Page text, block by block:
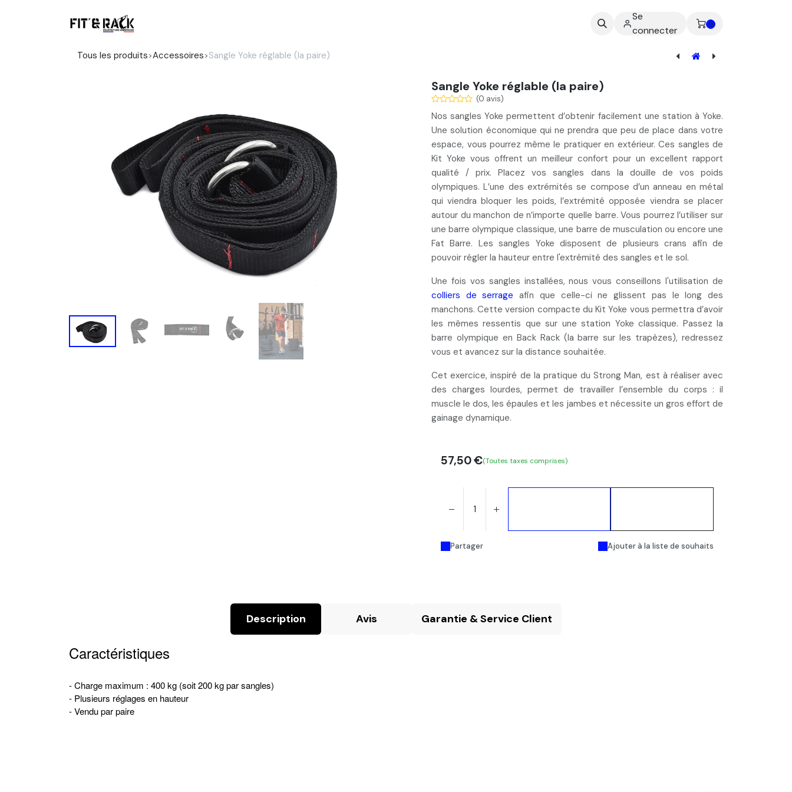
Se
connecter
0
Tous les produits Accessoires Sangle Yoke réglable (la paire)
Sangle Yoke réglable (la paire)
(0 avis)
Nos sangles Yoke permettent d’obtenir facilement une station à Yoke.
Une solution économique qui ne prendra que peu de place dans votre
espace, vous pourrez même le pratiquer en extérieur. Ces sangles de
Kit Yoke vous offrent un meilleur confort pour un excellent rapport
qualité / prix. Placez vos sangles dans la douille de vos poids
olympiques. L’une des extrémités se compose d’un anneau en métal
qui viendra bloquer les poids, l’extrémité opposée viendra se placer
autour du manchon den’importe quelle barre. Vous pourrez l’utiliser sur
une barreolympique classique, une barre de musculation ou encore une
Fat Barre. Les sangles Yoke disposent de plusieurs crans afin de
pouvoir régler la hauteur entre l'extrémité des sangles et le sol.
Une fois vos sangles installées, nous vous conseillons l'utilisation de
colliers de serrage afin que celle-ci ne glissent pas le long des
manchons. Cetteversion compacte du Kit Yoke vous permettra d’avoir
les mêmes ressentis que sur une station Yoke classique. Passez la
barre olympique en Back Rack (la barre sur les trapèzes), redressez
vous et avancez sur la distance souhaitée.
Cet exercice, inspiré de la pratique du Strong Man, est à réaliser avec
des charges lourdes, permet de travailler l’ensemble du corps : il
muscle le dos, les épaules et les jambes et nécessite un gros effort de
gainage dynamique.
Partager Ajouter à la liste de souhaits
57,50€(Toutes taxes comprises)
Description Avis Garantie & Service Client
Caractéristiques
- Charge maximum : 400 kg (soit 200 kg par sangles)
- Plusieurs réglages en hauteur
- Vendu par paire